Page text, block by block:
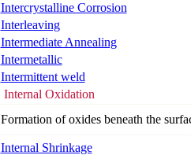
Intercrystalline Corrosion
Interleaving
Intermediate Annealing
Intermetallic
Intermittent weld
Internal Oxidation
Formation of oxides beneath the
Internal Shrinkage